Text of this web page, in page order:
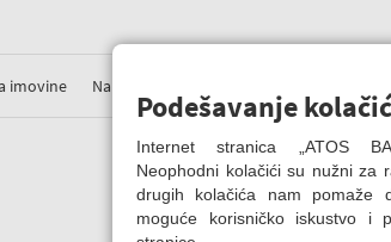
imovine Nabavke
Podešavanje
Internet stranica „ATOS
Neophodni kolačići su nužni za
drugih kolačića nam pomaže
moguće korisničko iskustvo i